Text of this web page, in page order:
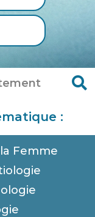
:
Femme